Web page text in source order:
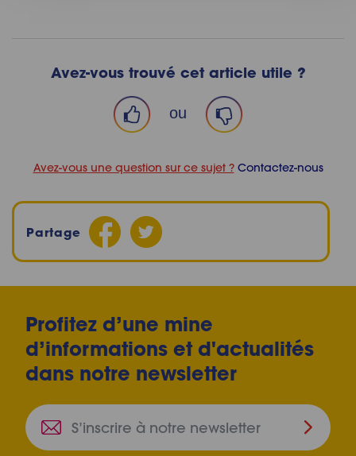
Avez-vous trouvé cet article utile ?
ou
Avez-vous une question sur ce sujet ?Contactez-nous
Partage
Profitez d’une mine
d’informations et d'actualités
dans notre newsletter
à